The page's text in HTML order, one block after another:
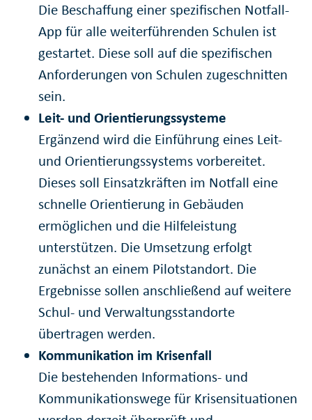
Die Beschaffung einer spezifischen Notfall-
App für alle weiterführenden Schulen ist
gestartet. Diese soll auf die spezifischen
Anforderungen von Schulen zugeschnitten
sein.
Leit- und Orientierungssysteme
Ergänzend wird die Einführung eines Leit-
und Orientierungssystems vorbereitet.
Dieses soll Einsatzkräften im Notfall eine
schnelle Orientierung in Gebäuden
ermöglichen und die Hilfeleistung
unterstützen. Die Umsetzung erfolgt
zunächst an einem Pilotstandort. Die
Ergebnisse sollen anschließend auf weitere
Schul- und Verwaltungsstandorte
übertragen werden.
Kommunikation im Krisenfall
Die bestehenden Informations- und
Kommunikationswege für Krisensituationen